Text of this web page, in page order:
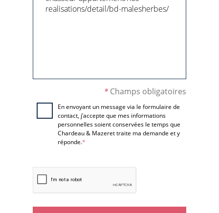
*Champs obligatoires
En envoyant un message via le formulaire de
contact, j’accepte que mes informations
personnelles soient conservées le temps que
Chardeau & Mazeret traite ma demande et y
réponde.*